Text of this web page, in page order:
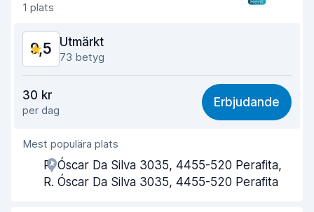
1 plats
9,5 Utmärkt
73 betyg
9,2
Lätt att hitta 9,2
Kvalitet på kundservice
Tid spenderad på avhämtning av bilen 9,7
30 kr
per dag
Erbjudande
Mest populära plats
R. Óscar Da Silva 3035, 4455-520 Perafita,
R. Óscar Da Silva 3035, 4455-520 Perafita